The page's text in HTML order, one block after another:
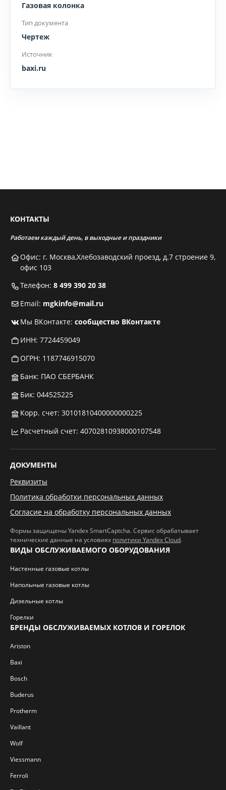
Газовая колонка
Тип документа
Чертеж
Источник
baxi.ru
КОНТАКТЫ
Работаем каждый день, в выходные и праздники
Офис: г. Москва,Хлебозаводский проезд, д.7 строение 9,
офис 103
Телефон: 8 499 390 20 38
Email: mgkinfo@mail.ru
Мы ВКонтакте: сообщество ВКонтакте
ИНН: 7724459049
ОГРН: 1187746915070
Банк: ПАО СБЕРБАНК
Бик: 044525225
Корр. счет: 30101810400000000225
Расчетный счет: 40702810938000107548
ДОКУМЕНТЫ
Реквизиты
Политика обработки персональных данных
Согласие на обработку персональных данных
Формы защищены Yandex SmartCaptcha. Сервис обрабатывает
технические данные на условиях политики Yandex Cloud.
ВИДЫ ОБСЛУЖИВАЕМОГО ОБОРУДОВАНИЯ
Настенные газовые котлы
Напольные газовые котлы
Дизельные котлы
Горелки
БРЕНДЫ ОБСЛУЖИВАЕМЫХ КОТЛОВ И ГОРЕЛОК
Ariston
Baxi
Bosch
Buderus
Protherm
Vaillant
Wolf
Viessmann
Ferroli